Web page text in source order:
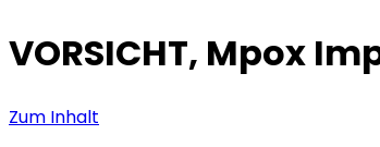
VORSICHT, Mpox
Zum Inhalt